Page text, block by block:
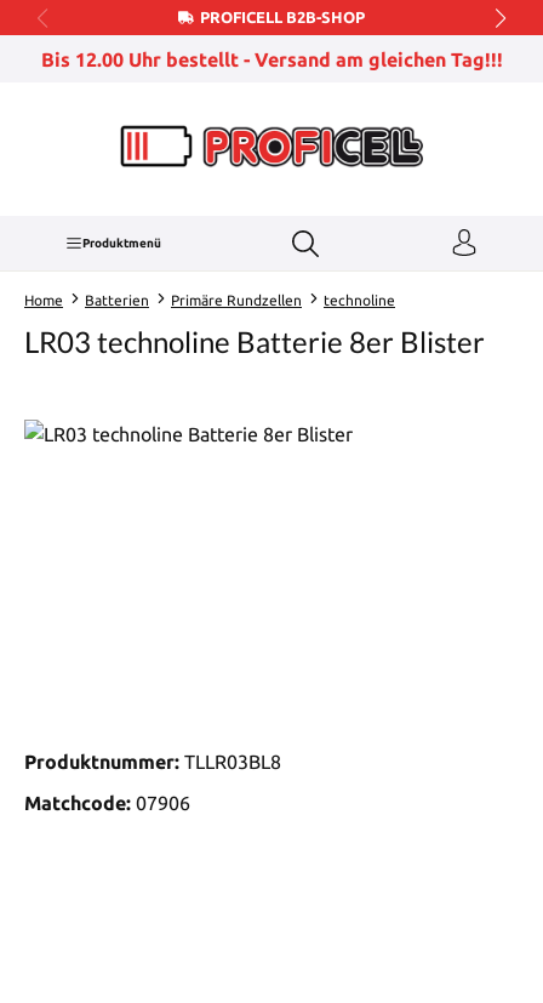
Zum Hauptinhalt springenPROFICELL B2B-SHOP
Bis 12.00 Uhr bestellt - Versand am gleichen Tag!!!
Produktmenü
Home Batterien Primäre Rundzellen technoline
LR03 technoline Batterie 8er Blister
Produktnummer: TLLR03BL8
Matchcode: 07906